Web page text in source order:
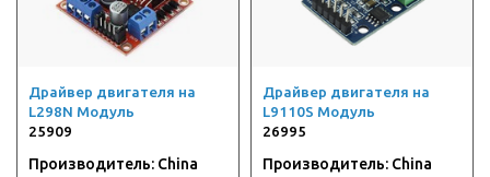
Драйвер двигателя на
L298N Модуль
25909
Производитель: China
Драйвер двигателя на
L9110S Модуль
26995
Производитель: China